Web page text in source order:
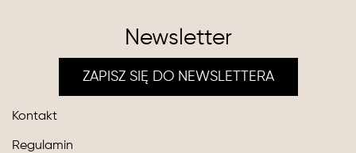
Newsletter
ZAPISZ SIĘ DO NEWSLETTERA
Kontakt
Regulamin